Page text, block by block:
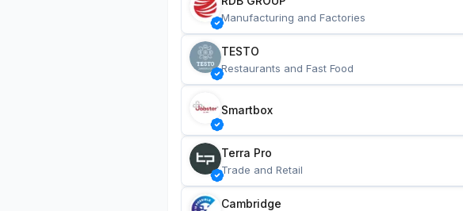
Manufacturing and Factories
TESTO
Restaurants and Fast Food
Smartbox
Terra Pro
Trade and Retail
Cambridge